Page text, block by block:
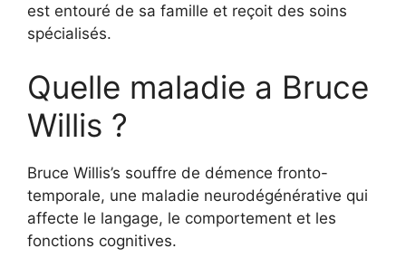
est entouré de sa famille et reçoit des soins
spécialisés.
Quelle maladie a Bruce
Willis ?
Bruce Willis’s souffre de démence fronto-
temporale, une maladie neurodégénérative qui
affecte le langage, le comportement et les
fonctions cognitives.